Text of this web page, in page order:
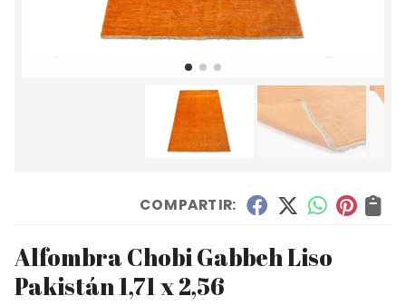
COMPARTIR:
Alfombra Chobi Gabbeh Liso
Pakistán 1,71 x 2,56